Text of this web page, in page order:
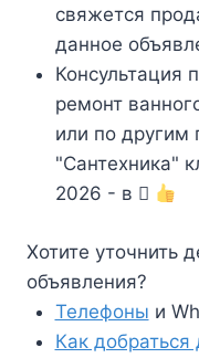
свяжется
данное
Консультация
ремонт
или по другим
"Сантехника"
2026 - в
Хотите уточнить
объявления?
Телефоны и
Как добраться